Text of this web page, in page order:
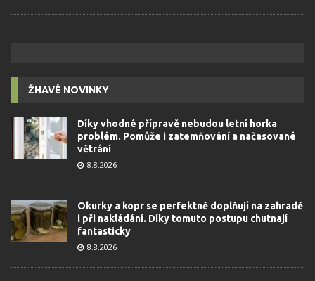
ŽHAVÉ NOVINKY
Díky vhodné přípravě nebudou letní horka
problém. Pomůže i zatemňování a načasované
větrání
8.8.2026
Okurky a kopr se perfektně doplňují na zahradě
i při nakládání. Díky tomuto postupu chutnají
fantasticky
8.8.2026